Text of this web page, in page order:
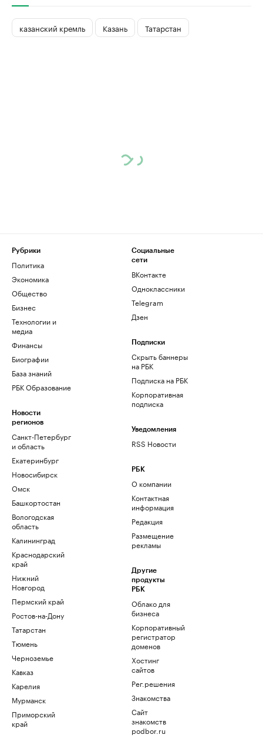
казанский кремль Казань Татарстан
Рубрики
Политика
Экономика
Общество
Бизнес
Технологии и
медиа
Финансы
Биографии
База знаний
РБК Образование
Новости
регионов
Санкт-Петербург
и область
Екатеринбург
Новосибирск
Омск
Башкортостан
Вологодская
область
Калининград
Краснодарский
край
Нижний
Новгород
Пермский край
Ростов-на-Дону
Татарстан
Тюмень
Черноземье
Кавказ
Карелия
Мурманск
Приморский
край
Социальные
сети
ВКонтакте
Одноклассники
Telegram
Дзен
Подписки
Скрыть баннеры
на РБК
Подписка на РБК
Корпоративная
подписка
Уведомления
RSS Новости
РБК
О компании
Контактная
информация
Редакция
Размещение
рекламы
Другие
продукты
РБК
Облако для
бизнеса
Корпоративный
регистратор
доменов
Хостинг
сайтов
Рег.решения
Знакомства
Сайт
знакомств
podbor.ru